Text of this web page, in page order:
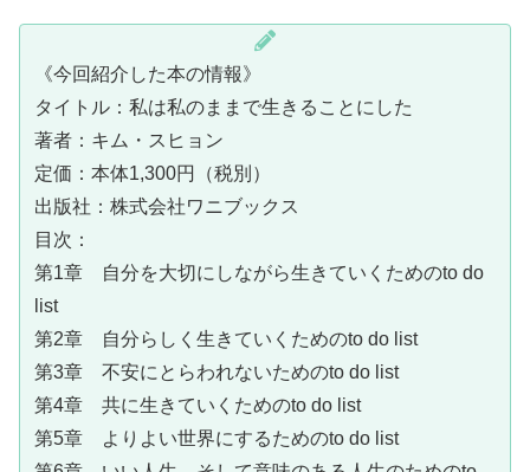
《今回紹介した本の情報》
タイトル：私は私のままで生きることにした
著者：キム・スヒョン
定価：本体1,300円（税別）
出版社：株式会社ワニブックス
目次：
第1章 自分を大切にしながら生きていくためのto do
list
第2章 自分らしく生きていくためのto do list
第3章 不安にとらわれないためのto do list
第4章 共に生きていくためのto do list
第5章 よりよい世界にするためのto do list